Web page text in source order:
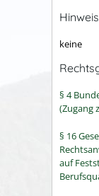
keine
§ 4
(Zugang
§ 16
auf